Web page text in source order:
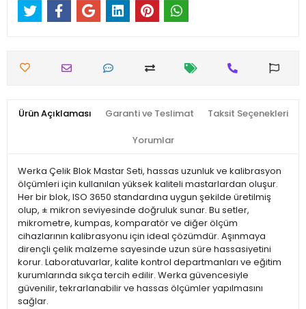
Ürün Açıklaması Garanti ve Teslimat Taksit Seçenekleri
Yorumlar
Werka Çelik Blok Mastar Seti, hassas uzunluk ve kalibrasyon
ölçümleri için kullanılan yüksek kaliteli mastarlardan oluşur.
Her bir blok, ISO 3650 standardına uygun şekilde üretilmiş
olup, ± mikron seviyesinde doğruluk sunar. Bu setler,
mikrometre, kumpas, komparatör ve diğer ölçüm
cihazlarının kalibrasyonu için ideal çözümdür. Aşınmaya
dirençli çelik malzeme sayesinde uzun süre hassasiyetini
korur. Laboratuvarlar, kalite kontrol departmanları ve eğitim
kurumlarında sıkça tercih edilir. Werka güvencesiyle
güvenilir, tekrarlanabilir ve hassas ölçümler yapılmasını
sağlar.